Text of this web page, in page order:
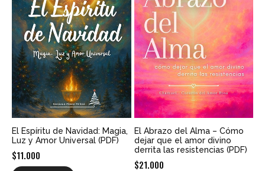
El Espíritu de Navidad: Magia,
Luz y Amor Universal (PDF)
$11.000
El Abrazo del Alma – Cómo
dejar que el amor divino
derrita las resistencias (PDF)
$21.000